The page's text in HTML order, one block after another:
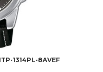
1314PL-8AVEF